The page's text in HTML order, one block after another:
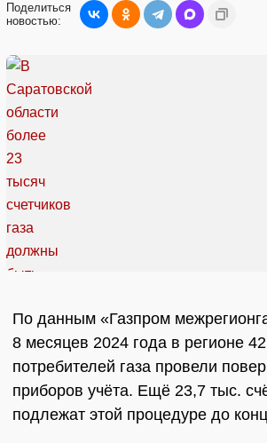
Поделиться
новостью:
По данным «Газпром
8 месяцев 2024 года в регионе
потребителей газа провели
приборов учёта. Ещё 23,7 тыс.
подлежат этой процедуре до